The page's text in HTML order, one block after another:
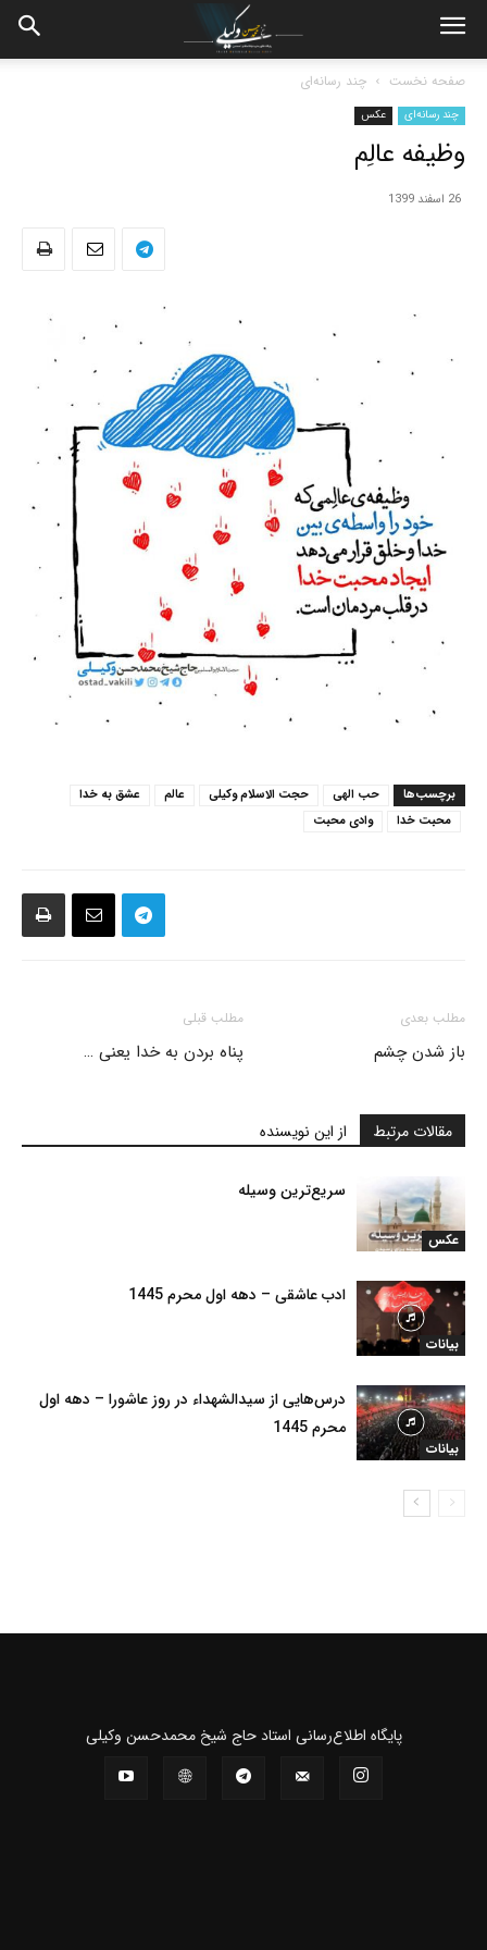
صفحه نخست چند رسانه‌ای
چند رسانه‌ای عکس
وظیفه عالِم
26 اسفند 1399
برچسب‌ها حب الهی حجت الاسلام وکیلی عالم
عشق به خدا
محبت خدا
وادی محبت
مطلب قبلی
پناه بردن به خدا یعنی …
مطلب بعدی
باز شدن چشم
مقالات مرتبط از این نویسنده
عکس
سریع‌ترین وسیله
بیانات
ادب عاشقی – دهه اول محرم 1445
بیانات
درس‌هایی از سیدالشهداء در روز عاشورا – دهه اول
محرم 1445
پايگاه اطلاع‌رسانی استاد حاج شیخ محمدحسن وکیلی